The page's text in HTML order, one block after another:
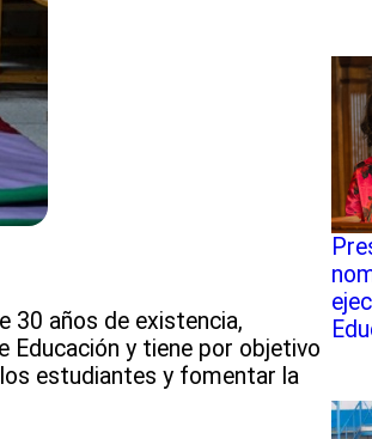
30 años de existencia,
Educación y tiene por objetivo
estudiantes y fomentar la